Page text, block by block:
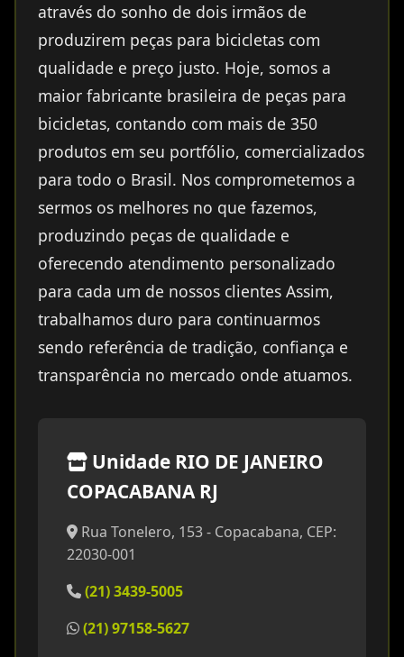
através do sonho de dois irmãos de
produzirem peças para bicicletas com
qualidade e preço justo. Hoje, somos a
maior fabricante brasileira de peças para
bicicletas, contando com mais de 350
produtos em seu portfólio, comercializados
para todo o Brasil. Nos comprometemos a
sermos os melhores no que fazemos,
produzindo peças de qualidade e
oferecendo atendimento personalizado
para cada um de nossos clientes Assim,
trabalhamos duro para continuarmos
sendo referência de tradição, confiança e
transparência no mercado onde atuamos.
Unidade RIO DE JANEIRO
COPACABANA RJ
Rua Tonelero, 153 - Copacabana, CEP:
22030-001
(21) 3439-5005
(21) 97158-5627